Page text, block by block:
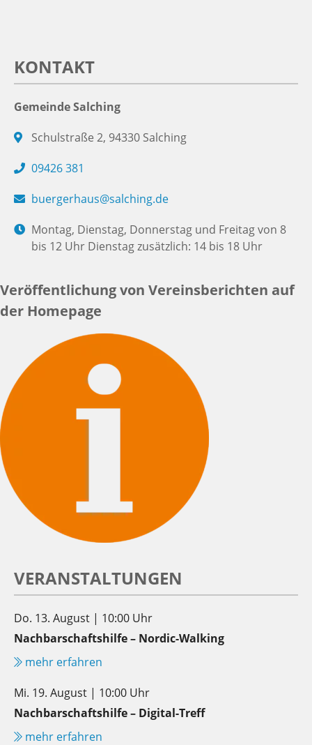
KONTAKT
Gemeinde Salching
Schulstraße 2, 94330 Salching
09426 381
buergerhaus@salching.de
Montag, Dienstag, Donnerstag und Freitag von 8
bis 12 Uhr Dienstag zusätzlich: 14 bis 18 Uhr
Veröffentlichung von Vereinsberichten auf
der Homepage
VERANSTALTUNGEN
Do. 13. August | 10:00 Uhr
Nachbarschaftshilfe – Nordic-Walking
mehr erfahren
Mi. 19. August | 10:00 Uhr
Nachbarschaftshilfe – Digital-Treff
mehr erfahren